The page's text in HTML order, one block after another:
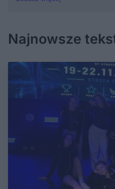
Najnowsze